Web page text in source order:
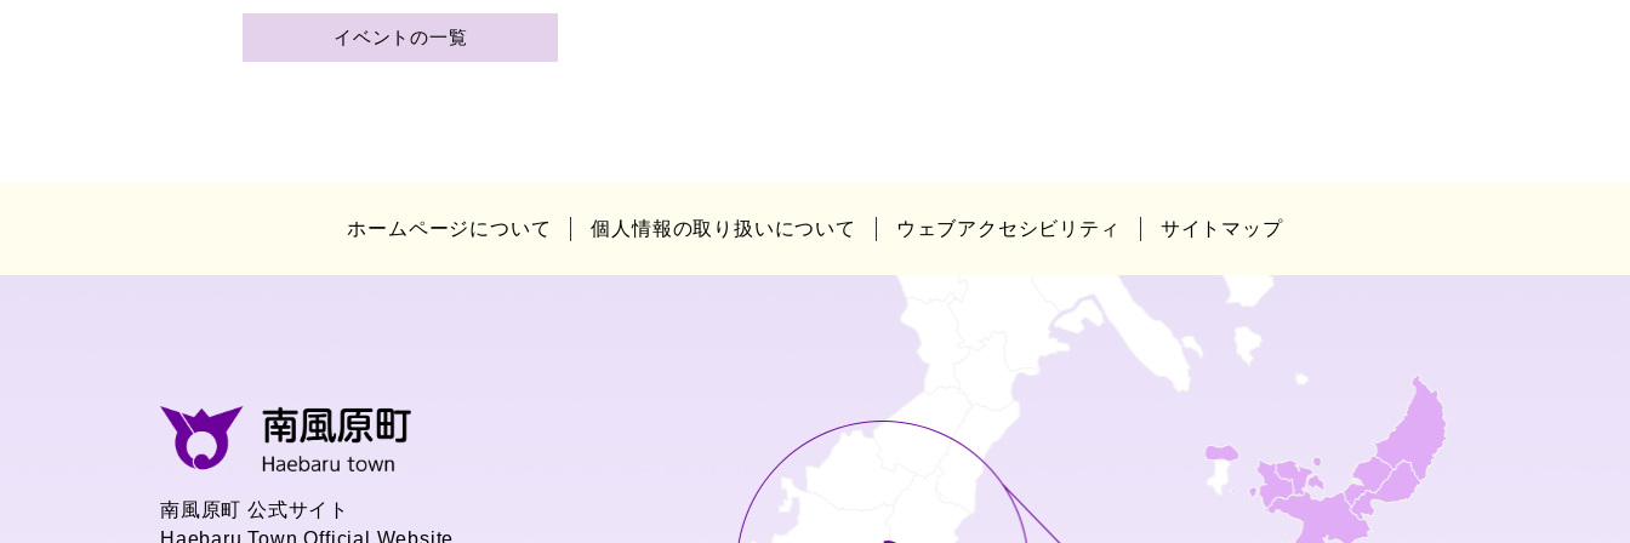
イベントの一覧
ホームページについて 個人情報の取り扱いについて ウェブアクセシビリティ サイトマップ
南風原町 公式サイト
Haebaru Town Official Website